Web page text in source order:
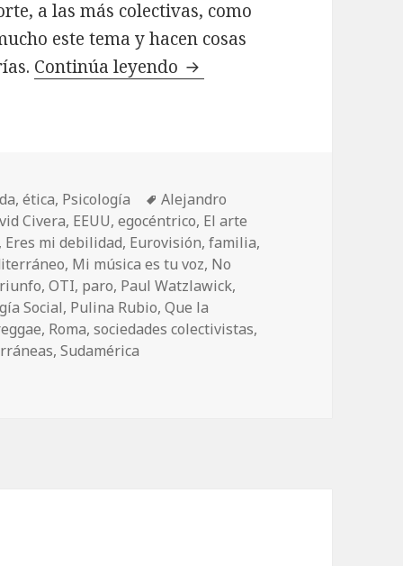
a las más colectivas, como
este tema y hacen cosas
Continúa leyendo Si los chinos tuvieran
,ética, Psicología Etiquetas
Alejandro
Civera, EEUU,egocéntrico, El arte
Eres mi debilidad, Eurovisión,familia,
, Mi música es tu voz, No
,OTI, paro, Paul Watzlawick,
Social, Pulina Rubio,Que la
, Roma,sociedades colectivistas,
,Sudamérica